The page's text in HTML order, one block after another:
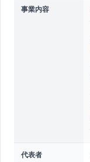
事業内容
代表者